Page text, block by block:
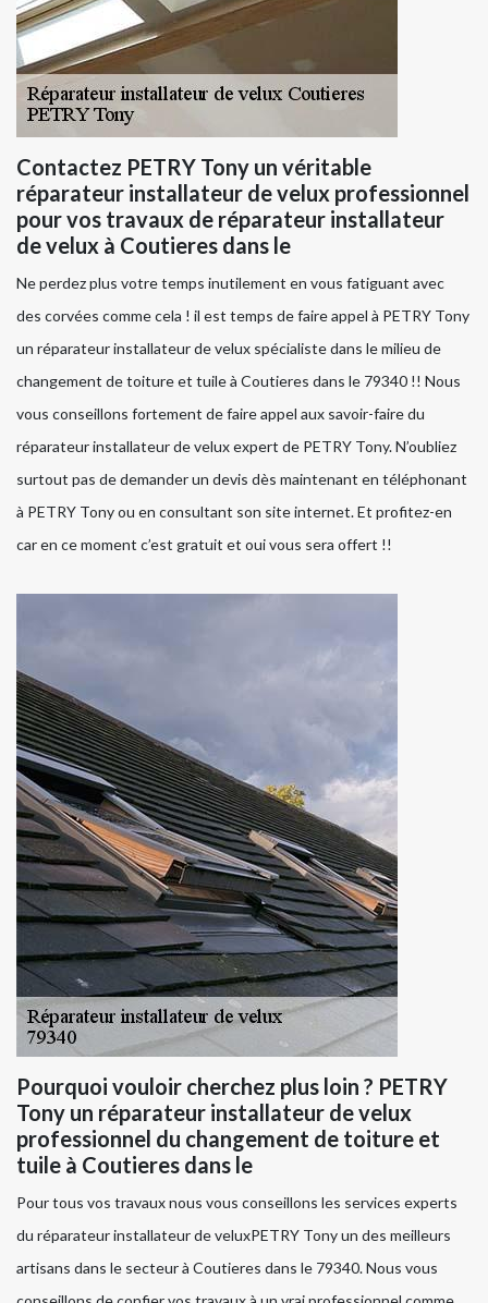
Contactez PETRY Tony un véritable
réparateur installateur de velux professionnel
pour vos travaux de réparateur installateur
de velux à Coutieres dans le
Ne perdez plus votre temps inutilement en vous fatiguant avec
des corvées comme cela ! il est temps de faire appel à PETRY Tony
un réparateur installateur de velux spécialiste dans le milieu de
changement de toiture et tuile à Coutieres dans le 79340 !! Nous
vous conseillons fortement de faire appel aux savoir-faire du
réparateur installateur de velux expert de PETRY Tony. N’oubliez
surtout pas de demander un devis dès maintenant en téléphonant
à PETRY Tony ou en consultant son site internet. Et profitez-en
car en ce moment c’est gratuit et oui vous sera offert !!
Pourquoi vouloir cherchez plus loin ? PETRY
Tony un réparateur installateur de velux
professionnel du changement de toiture et
tuile à Coutieres dans le
Pour tous vos travaux nous vous conseillons les services experts
du réparateur installateur de veluxPETRY Tony un des meilleurs
artisans dans le secteur à Coutieres dans le 79340. Nous vous